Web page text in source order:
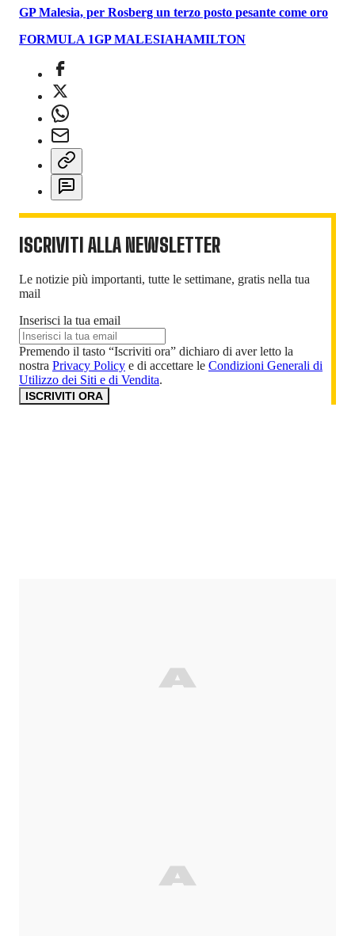
GP Malesia, per Rosberg un terzo posto pesante come oro
FORMULA 1GP MALESIAHAMILTON
ISCRIVITI ALLA NEWSLETTER
Le notizie più importanti, tutte le settimane, gratis nella tua
mail
Inserisci la tua email
Premendo il tasto “Iscriviti ora” dichiaro di aver letto la
nostra Privacy Policy e di accettare le Condizioni Generali di
Utilizzo dei Siti e di Vendita.
ISCRIVITI ORA